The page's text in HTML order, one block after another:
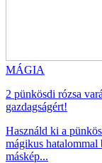
MÁGIA
2 pünkösdi rózsa
gazdagságért!
Használd ki a
mágikus
máskép...